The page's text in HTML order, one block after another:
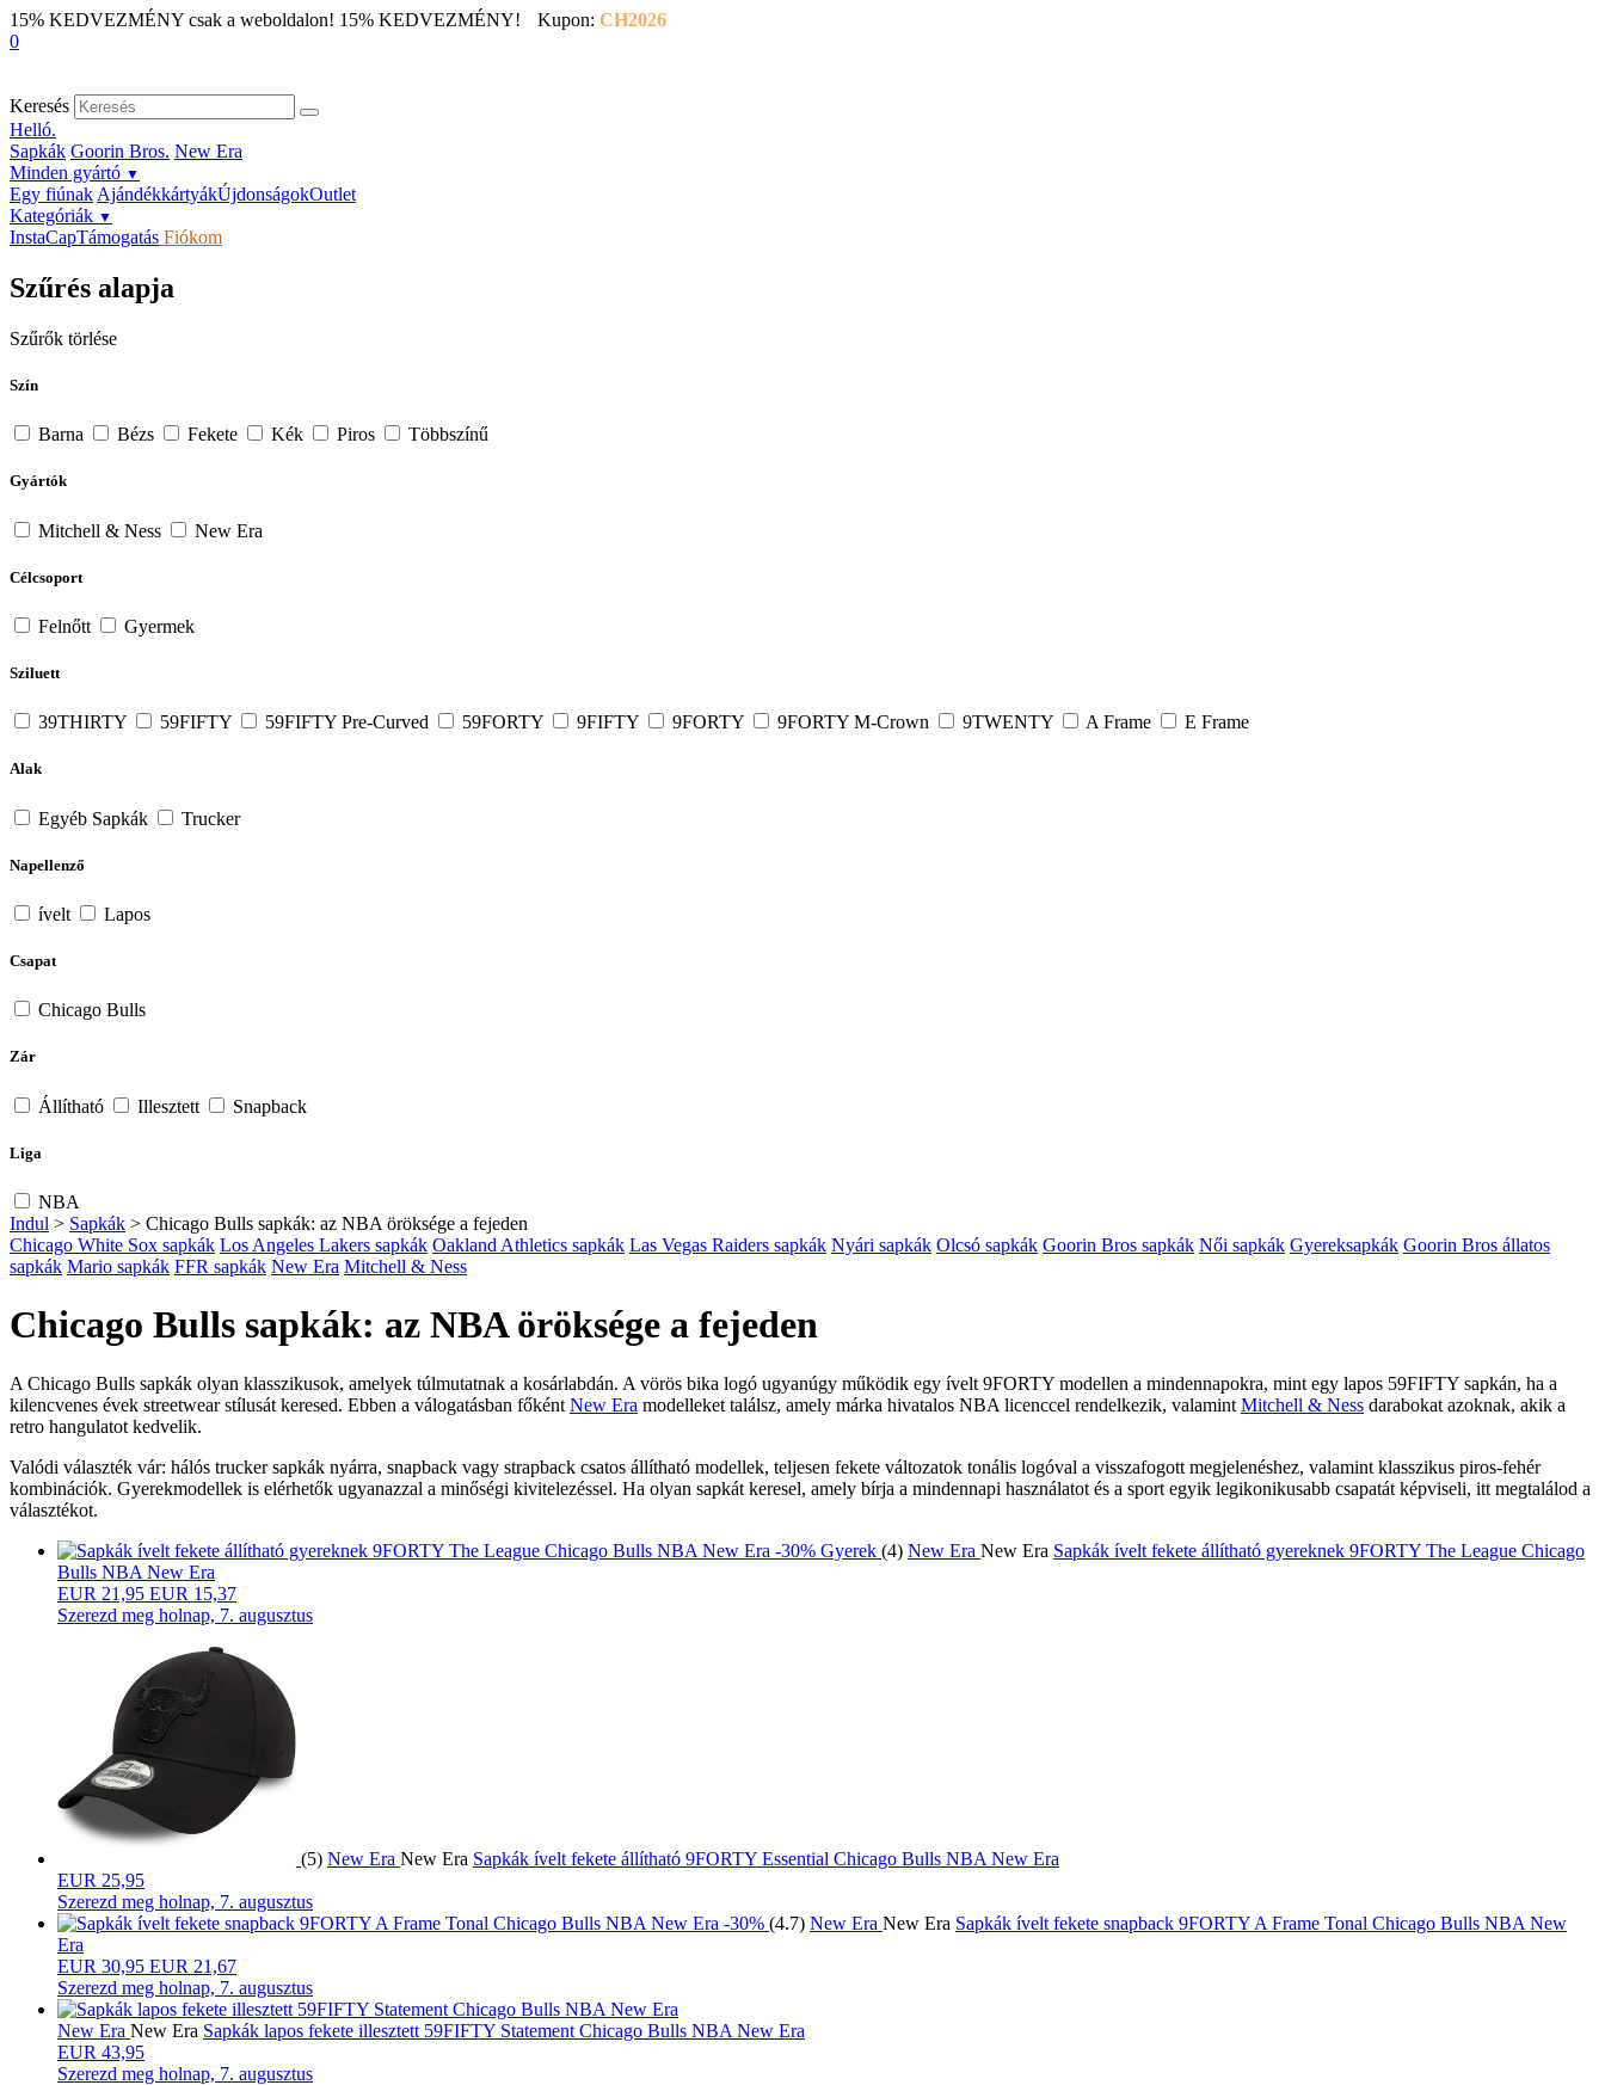
15% KEDVEZMÉNY csak a weboldalon! 15% KEDVEZMÉNY! Kupon: CH2026
0
Keresés
Helló.
Sapkák Goorin Bros. New Era
Minden gyártó ▼
Egy fiúnak AjándékkártyákÚjdonságokOutlet
Kategóriák ▼
InstaCapTámogatás Fiókom
Szűrés alapja
Szűrők törlése
Szín
Barna Bézs Fekete Kék Piros Többszínű
Gyártók
Mitchell & Ness New Era
Célcsoport
Felnőtt Gyermek
Sziluett
39THIRTY 59FIFTY 59FIFTY Pre-Curved 59FORTY 9FIFTY 9FORTY 9FORTY M-Crown 9TWENTY A Frame E Frame
Alak
Egyéb Sapkák Trucker
Napellenző
ívelt Lapos
Csapat
Chicago Bulls
Zár
Állítható Illesztett Snapback
Liga
NBA
Indul > Sapkák > Chicago Bulls sapkák: az NBA öröksége a fejeden
Chicago White Sox sapkák Los Angeles Lakers sapkák Oakland Athletics sapkák Las Vegas Raiders sapkák Nyári sapkák Olcsó sapkák Goorin Bros sapkák Női sapkák Gyereksapkák Goorin Bros állatos
sapkák Mario sapkák FFR sapkák New Era Mitchell & Ness
Chicago Bulls sapkák: az NBA öröksége a fejeden
A Chicago Bulls sapkák olyan klasszikusok, amelyek túlmutatnak a kosárlabdán. A vörös bika logó ugyanúgy működik egy ívelt 9FORTY modellen a mindennapokra, mint egy lapos 59FIFTY sapkán, ha a
kilencvenes évek streetwear stílusát keresed. Ebben a válogatásban főként New Era modelleket találsz, amely márka hivatalos NBA licenccel rendelkezik, valamint Mitchell & Ness darabokat azoknak, akik a
retro hangulatot kedvelik.
Valódi választék vár: hálós trucker sapkák nyárra, snapback vagy strapback csatos állítható modellek, teljesen fekete változatok tonális logóval a visszafogott megjelenéshez, valamint klasszikus piros-fehér
kombinációk. Gyerekmodellek is elérhetők ugyanazzal a minőségi kivitelezéssel. Ha olyan sapkát keresel, amely bírja a mindennapi használatot és a sport egyik legikonikusabb csapatát képviseli, itt megtalálod a
választékot.
-30% Gyerek (4) New Era New Era Sapkák ívelt fekete állítható gyereknek 9FORTY The League Chicago
Bulls NBA New Era
EUR 21,95 EUR 15,37
Szerezd meg holnap, 7. augusztus
(5) New Era New Era Sapkák ívelt fekete állítható 9FORTY Essential Chicago Bulls NBA New Era
EUR 25,95
Szerezd meg holnap, 7. augusztus
-30% (4.7) New Era New Era Sapkák ívelt fekete snapback 9FORTY A Frame Tonal Chicago Bulls NBA New
Era
EUR 30,95 EUR 21,67
Szerezd meg holnap, 7. augusztus
New Era New Era Sapkák lapos fekete illesztett 59FIFTY Statement Chicago Bulls NBA New Era
EUR 43,95
Szerezd meg holnap, 7. augusztus